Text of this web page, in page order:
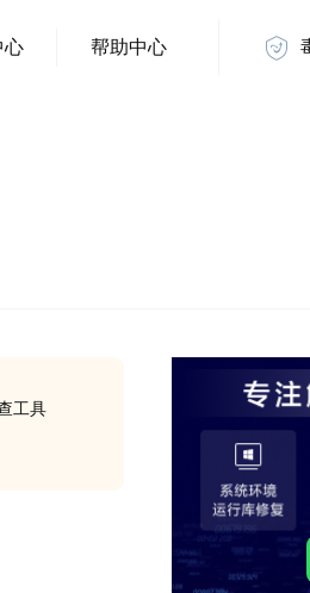
心 帮助中心
工具